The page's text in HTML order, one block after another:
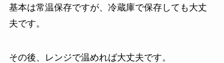
基本は常温保存ですが、冷蔵庫で保存しても大丈
夫です。
その後、レンジで温めれば大丈夫です。